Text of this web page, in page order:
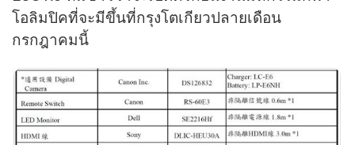
โอลิมปิคที่จะมีขึ้นที่กรุงโตเกียวปลายเดือน
กรกฎาคมนี้